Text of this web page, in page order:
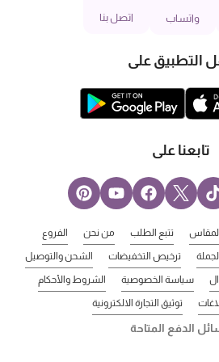
واتساب اتصل بنا
التطبيق على
تابعنا على
تتبع الطلب من نحن الفروع
ترخيص التخفيضات الشحن والتوصيل
سياسة الخصوصية الشروط والأحكام
توثيق التجارة الالكترونية
الدفع المتاحة